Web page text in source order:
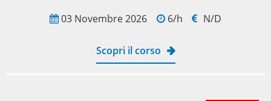
03 Novembre 2026 6/h N/D
Scopri il corso